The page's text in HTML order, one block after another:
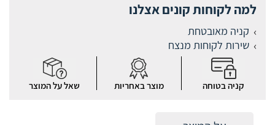
למה לקוחות קונים אצלנו
קניה מאובטחת
שירות לקוחות מנצח
קניה בטוחה מוצר באחריות שאל על המוצר